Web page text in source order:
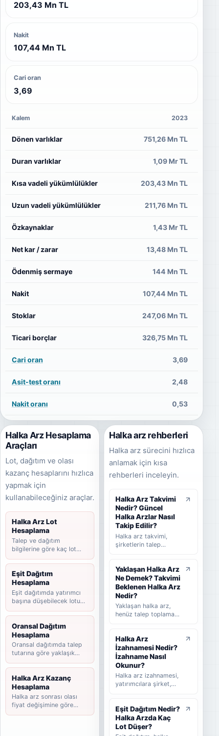
203,43 Mn TL
Nakit
107,44 Mn TL
Cari oran
3,69
Kalem 2023
Dönen varlıklar 751,26 Mn TL
Duran varlıklar 1,09 Mr TL
Kısa vadeli yükümlülükler 203,43 Mn TL
Uzun vadeli yükümlülükler 211,76 Mn TL
Özkaynaklar 1,43 Mr TL
Net kar / zarar 13,48 Mn TL
Ödenmiş sermaye 144 Mn TL
Nakit 107,44 Mn TL
Stoklar 247,06 Mn TL
Ticari borçlar 326,75 Mn TL
Cari oran 3,69
Asit-test oranı 2,48
Nakit oranı 0,53
Halka Arz Hesaplama
Araçları
Lot, dağıtım ve olası
kazanç hesaplarını hızlıca
yapmak için
kullanabileceğiniz araçlar.
Halka Arz Lot
Hesaplama
Talep ve dağıtım
bilgilerine göre kaç lot
düşebileceğini hesaplayın.
Eşit Dağıtım
Hesaplama
Eşit dağıtımda yatırımcı
başına düşebilecek lotu
tahmin edin.
Oransal Dağıtım
Hesaplama
Oransal dağıtımda talep
tutarına göre yaklaşık
payınızı hesaplayın.
Halka Arz Kazanç
Hesaplama
Halka arz sonrası olası
fiyat değişimine göre
kazanç senaryosunu
Halka arz rehberleri
Halka arz sürecini hızlıca
anlamak için kısa
rehberleri inceleyin.
Halka Arz Takvimi
Nedir? Güncel
Halka Arzlar Nasıl
Takip Edilir?
Halka arz takvimi,
şirketlerin talep
dağıtım yöntemini,
beklenen ve
tamamlanan halka arz
süreçlerini takip
etmeye yardımcı olan
rehber niteliğinde bir
listedir. Bu yazıda
nedir, nasıl okunur,
hangi bilgilere dikkat
edilmelidir ve
yatırımcılar güncel
halka arzları takip
ederken nelere
bakmalıdır sade
Yaklaşan Halka Arz
Ne Demek? Takvimi
Beklenen Halka Arz
Nedir?
Yaklaşan halka arz,
henüz talep toplama
tarafından takip
edilen şirketleri ifade
eder. Takvimi
beklenen halka arz ise
başvuru veya hazırlık
sürecinde olup talep
toplama tarihi henüz
şirketler için kullanılır.
Bu rehberde yaklaşan
halka arz, beklenen
halka arz, takvimi
Halka Arz
İzahnamesi Nedir?
İzahname Nasıl
Okunur?
Halka arz izahnamesi,
yatırımcılara şirket,
riskler, fon kullanım
yeri ve satış süreci
hakkında bilgi veren
temel kamuyu
Eşit Dağıtım Nedir?
Halka Arzda Kaç
Lot Düşer?